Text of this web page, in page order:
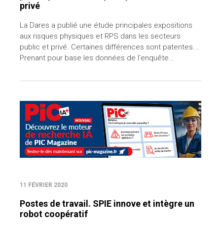
privé
La Dares a publié une étude principales expositions
aux risques physiques et RPS dans les secteurs
public et privé. Certaines différences sont patentes...
Prenant pour base les données de l’enquête…
11 FÉVRIER 2020
Postes de travail. SPIE innove et intègre un
robot coopératif